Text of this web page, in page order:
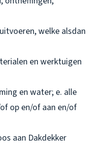
welke alsdan
en werktuigen
en water; e. alle
op en/of aan en/of
aan Dakdekker